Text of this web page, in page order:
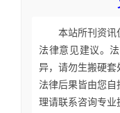
本站所刊资讯
法律意见建议。
异，请勿生搬硬
法律后果皆由您
理请联系咨询专